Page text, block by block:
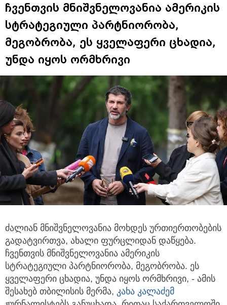
ჩვენთვის მნიშვნელოვანია ამერიკის
სტრატეგიული პარტნიორობა,
მეგობრობა, ეს ყველაფერი ცხადია,
უნდა იყოს ორმხრივი
ძალიან მნიშვნელოვანია მოხდეს ურთიერთობების
გადატვირთვა, ახალი ფურცლიდან დაწყება.
ჩვენთვის მნიშვნელოვანია ამერიკის
სტრატეგიული პარტნიორობა, მეგობრობა. ეს
ყველაფერი ცხადია, უნდა იყოს ორმხრივი, - ამის
შესახებ თბილისის მერმა, კახა კალაძემ